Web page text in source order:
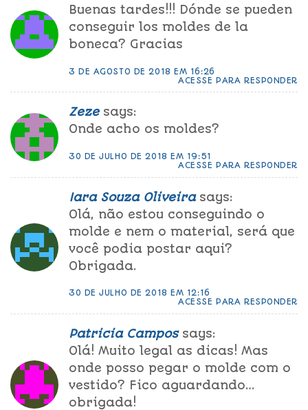
Buenas tardes!!! Dónde se pueden
conseguir los moldes de la
boneca? Gracias
3 DE AGOSTO DE 2018 EM 16:26
ACESSE PARA RESPONDER
Zeze says:
Onde acho os moldes?
30 DE JULHO DE 2018 EM 19:51
ACESSE PARA RESPONDER
Iara Souza Oliveira says:
Olá, não estou conseguindo o
molde e nem o material, será que
você podia postar aqui?
Obrigada.
30 DE JULHO DE 2018 EM 12:16
ACESSE PARA RESPONDER
Patricia Campos says:
Olá! Muito legal as dicas! Mas
onde posso pegar o molde com o
vestido? Fico aguardando…
obrigada!